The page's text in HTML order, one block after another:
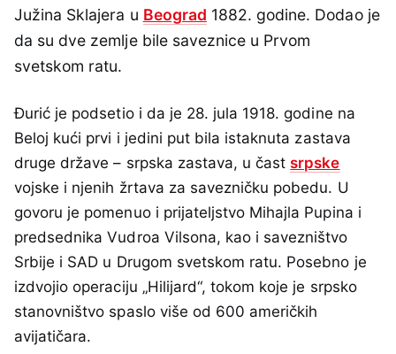
Južina Sklajera u Beograd 1882. godine. Dodao je
da su dve zemlje bile saveznice u Prvom
svetskom ratu.
Đurić je podsetio i da je 28. jula 1918. godine na
Beloj kući prvi i jedini put bila istaknuta zastava
druge države – srpska zastava, u častsrpske
vojske i njenih žrtava za savezničku pobedu. U
govoru je pomenuo i prijateljstvo Mihajla Pupina i
predsednika Vudroa Vilsona, kao i savezništvo
Srbije i SAD u Drugom svetskom ratu. Posebno je
izdvojio operaciju „Hilijard“, tokom koje je srpsko
stanovništvo spaslo više od 600 američkih
avijatičara.